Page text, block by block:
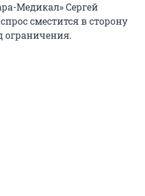
Медикал» Сергей
сместится в сторону
ограничения.